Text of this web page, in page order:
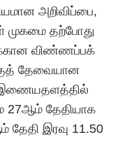
அறிவிப்பை,
முகமை தற்போது
விண்ணப்பக்
தேவையான
இணையதளத்தில்
27ஆம் தேதியாக
இரவு 11.50